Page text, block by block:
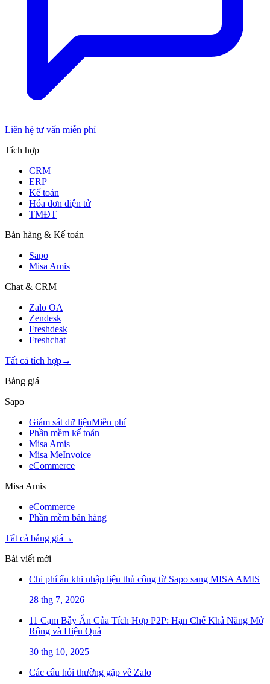
Liên hệ tư vấn miễn phí
Tích hợp
CRM
ERP
Kế toán
Hóa đơn điện tử
TMĐT
Bán hàng & Kế toán
Sapo
Misa Amis
Chat & CRM
Zalo OA
Zendesk
Freshdesk
Freshchat
Tất cả tích hợp→
Bảng giá
Sapo
Giám sát dữ liệuMiễn phí
Phần mềm kế toán
Misa Amis
Misa MeInvoice
eCommerce
Misa Amis
eCommerce
Phần mềm bán hàng
Tất cả bảng giá →
Bài viết mới
Chi phí ẩn khi nhập liệu thủ công từ Sapo sang MISA AMIS
28 thg 7, 2026
11 Cạm Bẫy Ẩn Của Tích Hợp P2P: Hạn Chế Khả Năng Mở
Rộng và Hiệu Quả
30 thg 10, 2025
Các câu hỏi thường gặp về Zalo